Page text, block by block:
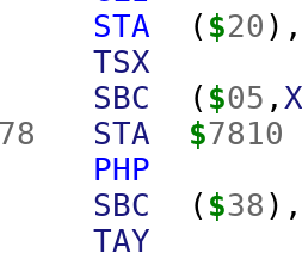
STA ( $20
TSX
SBC ( $05 ,
78 STA $7810
PHP
SBC ( $38
TAY